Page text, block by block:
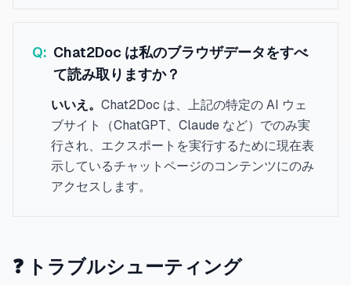
Q: Chat2Doc は私のブラウザデータをすべ
て読み取りますか？
いいえ。 Chat2Doc は、上記の特定の AI ウェ
ブサイト（ChatGPT、Claude など）でのみ実
行され、エクスポートを実行するために現在表
示しているチャットページのコンテンツにのみ
アクセスします。
❓ トラブルシューティング